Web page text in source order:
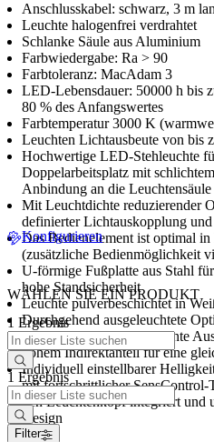
Anschlusskabel: schwarz, 3 m
Leuchte halogenfrei verdrahtet
Schlanke Säule aus Aluminium
Farbwiedergabe: Ra > 90
Farbtoleranz: MacAdam 3
LED-Lebensdauer: 50000 h bis
80 % des Anfangswertes
Farbtemperatur 3000 K
Leuchten Lichtausbeute von bis
Hochwertige LED-Stehleuchte
Doppelarbeitsplatz mit
Anbindung an die Leuchtensäule
Mit Leuchtdichte reduzierender
definierter Lichtauskopplung
Das Bedienelement ist optimal
(zusätzliche Bedienmöglichkeit
U-förmige Fußplatte aus Stahl
hohe Standsicherheit
Leuchte pulverbeschichtet in
Durchgehend ausgeleuchtete
Direktlichtanteil für effiziente
hohem Indirektanteil für eine
Individuell einstellbarer
mit fortschrittlicher
den Leuchtenkopf integriert und
Design
Konfigurieren
WÄHLEN SIE EIN PRODUKT
1 Ergebnis
1 Ergebnis
Filter